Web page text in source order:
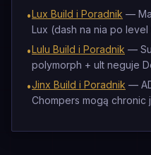
•Lux Build i Poradnik —
Lux (dash na nia po level
•Lulu Build i Poradnik —
polymorph + ult neguje
•Jinx Build i Poradnik —
Chompers mogą chronic